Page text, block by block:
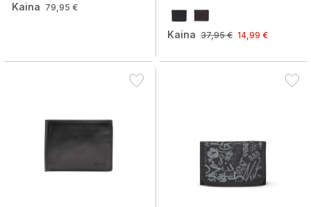
Kaina 79,95 €
Kaina 37,95 € 14,99 €